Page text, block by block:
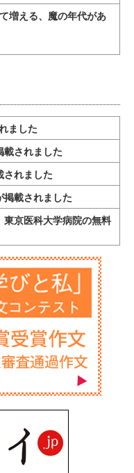
増える、魔の年代があ
ました
されました
れました
載されました
京医科大学病院の無料